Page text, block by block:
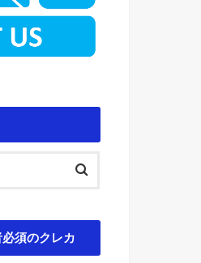
須のクレカ